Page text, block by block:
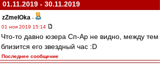
01.11.2019 - 30.11.2019
zZmeIOka -
01 ноя 2019 15:14
Что-то давно юзера Сп-Ар не видно, между тем
близится его звездный час :D
Последнее сообщение